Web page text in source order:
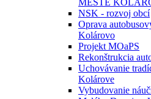
MESTE
NSK - rozvoj obcí
Oprava
Kolárovo
Projekt MOaPS
Rekonštrukcia
Uchovávanie
Kolárove
Vybudovanie